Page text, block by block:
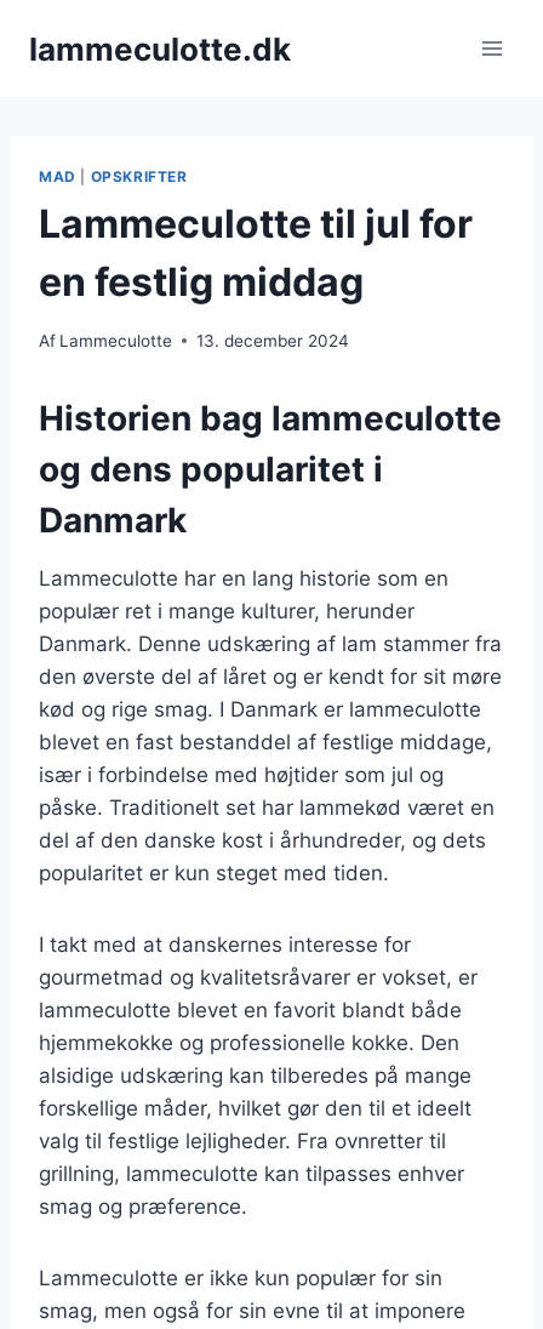
lammeculotte.dk
MAD OPSKRIFTER
Lammeculotte til jul for
en festlig middag
Af Lammeculotte 13. december 2024
Historien bag lammeculotte
og dens popularitet i
Danmark
Lammeculotte har en lang historie som en
populær ret i mange kulturer, herunder
Danmark. Denne udskæring af lam stammer fra
den øverste del af låret og er kendt for sit møre
kød og rige smag. I Danmark er lammeculotte
blevet en fast bestanddel af festlige middage,
især i forbindelse med højtider som jul og
påske. Traditionelt set har lammekød været en
del af den danske kost i århundreder, og dets
popularitet er kun steget med tiden.
I takt med at danskernes interesse for
gourmetmad og kvalitetsråvarer er vokset, er
lammeculotte blevet en favorit blandt både
hjemmekokke og professionelle kokke. Den
alsidige udskæring kan tilberedes på mange
forskellige måder, hvilket gør den til et ideelt
valg til festlige lejligheder. Fra ovnretter til
grillning, lammeculotte kan tilpasses enhver
smag og præference.
Lammeculotte er ikke kun populær for sin
smag, men også for sin evne til at imponere